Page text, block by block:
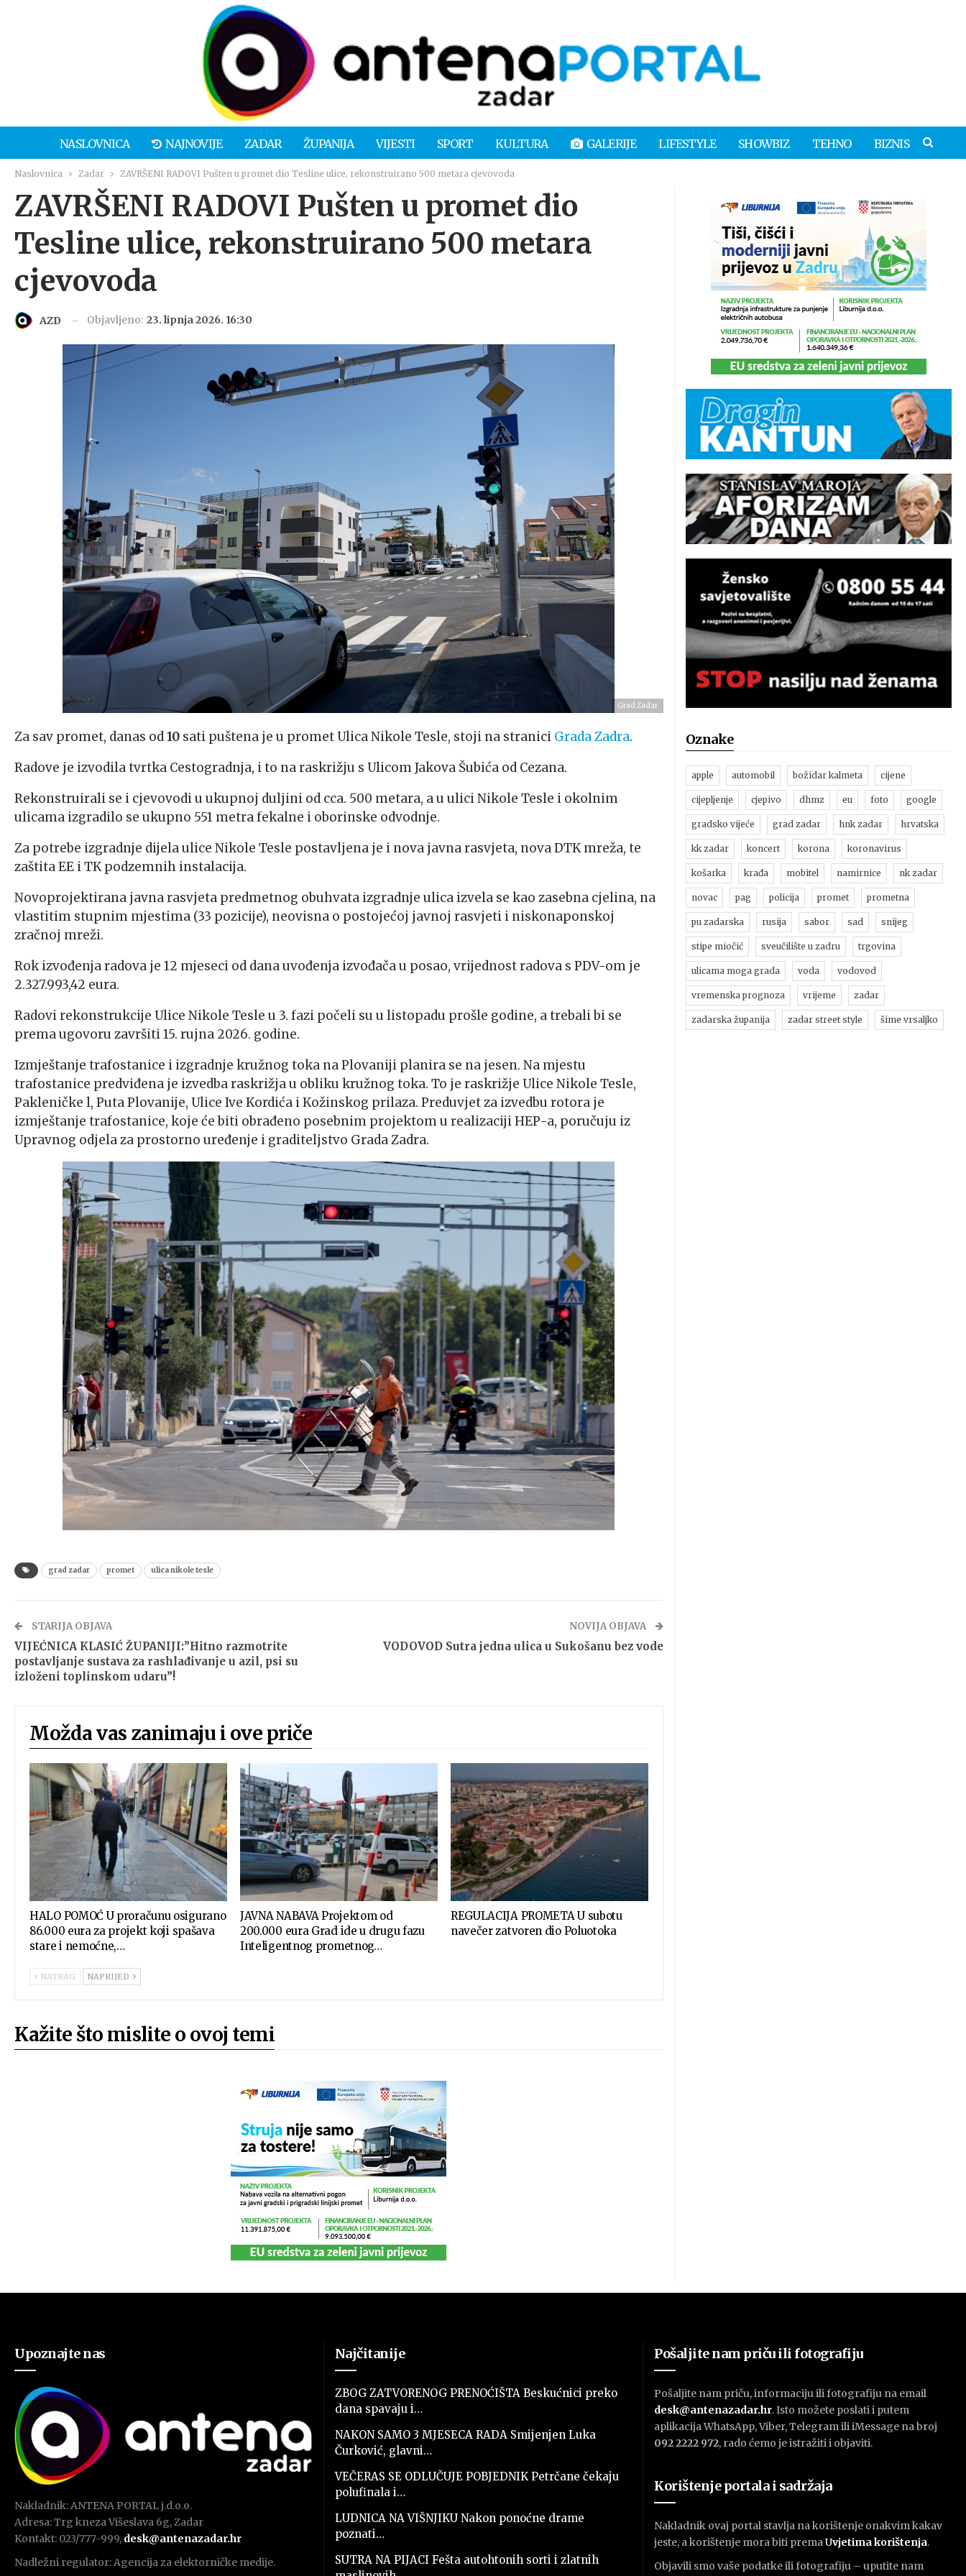
NASLOVNICA NAJNOVIJE ZADAR ŽUPANIJA VIJESTI SPORT KULTURA GALERIJE LIFESTYLE SHOWBIZ TEHNO BIZNIS
Naslovnica Zadar ZAVRŠENI RADOVI Pušten u promet dio Tesline ulice, rekonstruirano 500 metara cjevovoda
ZAVRŠENI RADOVI Pušten u promet dio
Tesline ulice, rekonstruirano 500 metara
cjevovoda
AZD Objavljeno: 23. lipnja 2026. 16:30
Grad Zadar
Za sav promet, danas od10 sati puštena je u promet Ulica Nikole Tesle, stoji na stranici Grada Zadra.
Radove je izvodila tvrtka Cestogradnja, i to na raskrižju s Ulicom Jakova Šubića od Cezana.
Rekonstruirali se i cjevovodi u ukupnoj duljini od cca. 500 metara, a u ulici Nikole Tesle i okolnim
ulicama izgradilo se ukupno 551 metra fekalne i oborinske odvodnje.
Za potrebe izgradnje dijela ulice Nikole Tesle postavljena je i nova javna rasvjeta, nova DTK mreža, te
zaštita EE i TK podzemnih instalacija.
Novoprojektirana javna rasvjeta predmetnog obuhvata izgradnje ulica izvela se kao zasebna cjelina, na
vlastitim stupnim mjestima (33 pozicije), neovisna o postojećoj javnoj rasvjeti i niskonaponskoj
zračnoj mreži.
Rok izvođenja radova je 12 mjeseci od dana uvođenja izvođača u posao, vrijednost radova s PDV-om je
2.327.993,42 eura.
Radovi rekonstrukcije Ulice Nikole Tesle u 3. fazi počeli su u listopadu prošle godine, a trebali bi se
prema ugovoru završiti 15. rujna 2026. godine.
Izmještanje trafostanice i izgradnje kružnog toka na Plovaniji planira se na jesen. Na mjestu
trafostanice predviđena je izvedba raskrižja u obliku kružnog toka. To je raskrižje Ulice Nikole Tesle,
Pakleničke l, Puta Plovanije, Ulice Ive Kordića i Kožinskog prilaza. Preduvjet za izvedbu rotora je
izmještanje trafostanice, koje će biti obrađeno posebnim projektom u realizaciji HEP-a, poručuju iz
Upravnog odjela za prostorno uređenje i graditeljstvo Grada Zadra.
grad zadar promet ulica nikole tesle
STARIJA OBJAVA
VIJEĆNICA KLASIĆ ŽUPANIJI:”Hitno razmotrite
postavljanje sustava za rashlađivanje u azil, psi su
izloženi toplinskom udaru”!
NOVIJA OBJAVA
VODOVOD Sutra jedna ulica u Sukošanu bez vode
Možda vas zanimaju i ove priče
HALO POMOĆ U proračunu osigurano
86.000 eura za projekt koji spašava
stare i nemoćne,…
JAVNA NABAVA Projektom od
200.000 eura Grad ide u drugu fazu
Inteligentnog prometnog…
REGULACIJA PROMETA U subotu
navečer zatvoren dio Poluotoka
NATRAG NAPRIJED
Kažite što mislite o ovoj temi
Oznake
apple automobil božidar kalmeta cijene
cijepljenje cjepivo dhmz eu foto google
gradsko vijeće grad zadar hnk zadar hrvatska
kk zadar koncert korona koronavirus
košarka krađa mobitel namirnice nk zadar
novac pag policija promet prometna
pu zadarska rusija sabor sad snijeg
stipe miočić sveučilište u zadru trgovina
ulicama moga grada voda vodovod
vremenska prognoza vrijeme zadar
zadarska županija zadar street style šime vrsaljko
Upoznajte nas
Nakladnik: ANTENA PORTAL j.d.o.o.
Adresa: Trg kneza Višeslava 6g, Zadar
Kontakt: 023/777-999, desk@antenazadar.hr
Nadležni regulator: Agencija za elektorničke medije.
Najčitanije
ZBOG ZATVORENOG PRENOĆIŠTA Beskućnici preko
dana spavaju i…
NAKON SAMO 3 MJESECA RADA Smijenjen Luka
Čurković, glavni…
VEČERAS SE ODLUČUJE POBJEDNIK Petrčane čekaju
polufinala i…
LUDNICA NA VIŠNJIKU Nakon ponoćne drame
poznati…
SUTRA NA PIJACI Fešta autohtonih sorti i zlatnih
Pošaljite nam priču ili fotografiju
Pošaljite nam priču, informaciju ili fotografiju na email
desk@antenazadar.hr. Isto možete poslati i putem
aplikacija WhatsApp, Viber, Telegram ili iMessage na broj
092 2222 972, rado ćemo je istražiti i objaviti.
Korištenje portala i sadržaja
Nakladnik ovaj portal stavlja na korištenje onakvim kakav
jeste, a korištenje mora biti premaUvjetima korištenja.
Objavili smo vaše podatke ili fotografiju – uputite nam